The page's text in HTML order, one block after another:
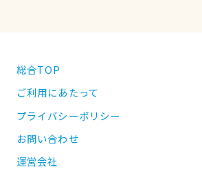
総合TOP
ご利用にあたって
プライバシーポリシー
お問い合わせ
運営会社